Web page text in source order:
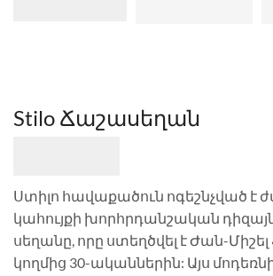
Stilo Ճաշասեղան
Ստիլո հավաքածուն ոգեշնչված
կահույքի խորհրդանշական
սեղանը, որը ստեղծվել է Ժան-
կողմից 30-ականներին: Այս